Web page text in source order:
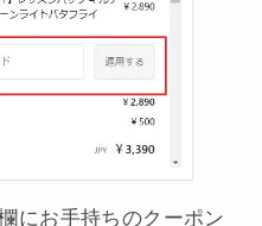
にお手持ちのクーポン